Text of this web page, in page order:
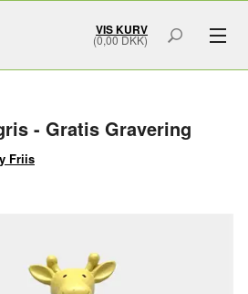
VIS KURV
(0,00 DKK)
- Gratis Gravering
Friis